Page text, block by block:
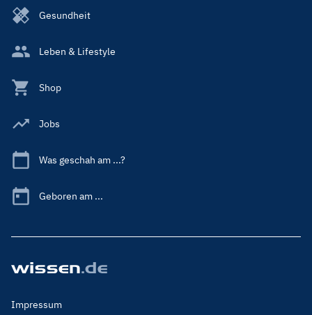
Gesundheit
Leben & Lifestyle
Shop
Jobs
Was geschah am ...?
Geboren am ...
Footer
Impressum